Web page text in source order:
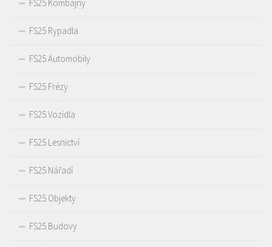
FS25 Kombajny
FS25 Rypadla
FS25 Automobily
FS25 Frézy
FS25 Vozidla
FS25 Lesnictví
FS25 Nářadí
FS25 Objekty
FS25 Budovy